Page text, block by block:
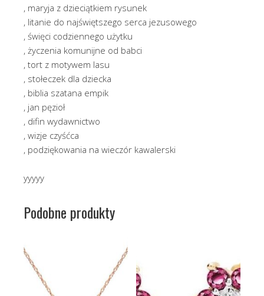
, maryja z dzieciątkiem rysunek
, litanie do najświętszego serca jezusowego
, święci codziennego użytku
, życzenia komunijne od babci
, tort z motywem lasu
, stołeczek dla dziecka
, biblia szatana empik
, jan pęzioł
, difin wydawnictwo
, wizje czyśćca
, podziękowania na wieczór kawalerski
yyyyy
Podobne produkty